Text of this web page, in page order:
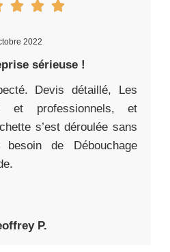
2022
sérieuse !
Devis détaillé, Les
et professionnels, et
s’est déroulée sans
de Débouchage
P.